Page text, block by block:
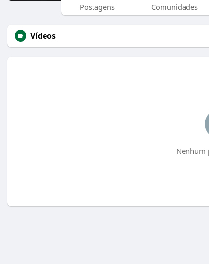
Postagens Comunidades
Vídeos
Nenhum